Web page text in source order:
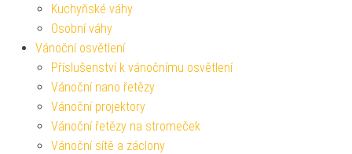
Kuchyňské váhy
Osobní váhy
Vánoční osvětlení
Příslušenství k vánočnímu osvětlení
Vánoční nano řetězy
Vánoční projektory
Vánoční řetězy na stromeček
Vánoční sítě a záclony